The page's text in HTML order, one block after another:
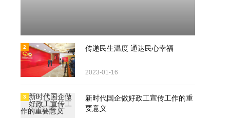
方会谈 在钢铁、煤炭等领域开展
合作
2021-08-21
传递民生温度 通达民心幸福
2023-01-16
2
新时代国企做好政工宣传工作的重
要意义
3